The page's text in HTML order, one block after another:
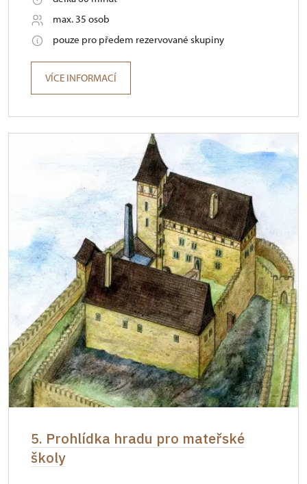
max. 35 osob
pouze pro předem rezervované skupiny
VÍCE INFORMACÍ
5. Prohlídka hradu pro mateřské
školy